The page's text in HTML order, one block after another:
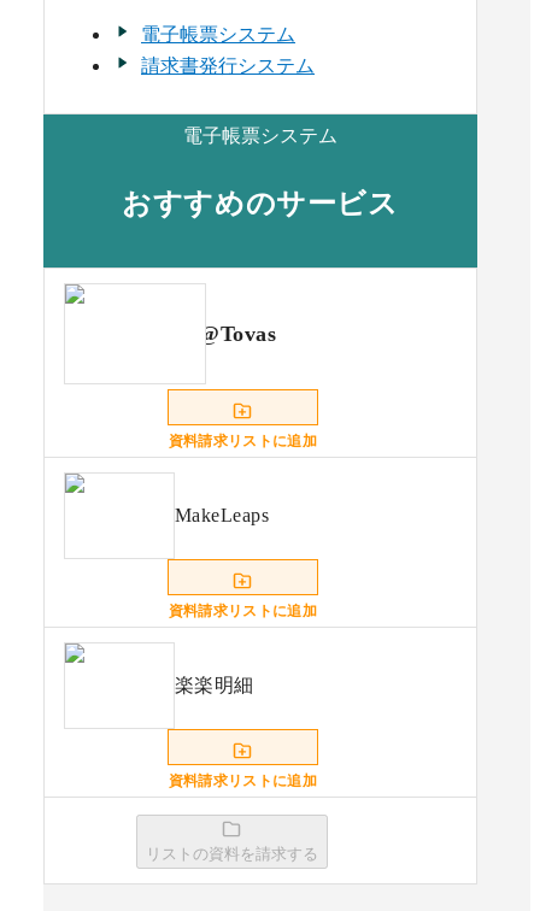
電子帳票システム
請求書発行システム
電子帳票システム
おすすめのサービス
@Tovas
資料請求リストに追加
MakeLeaps
資料請求リストに追加
楽楽明細
資料請求リストに追加
Bill One請求書受領
リストの資料を請求する